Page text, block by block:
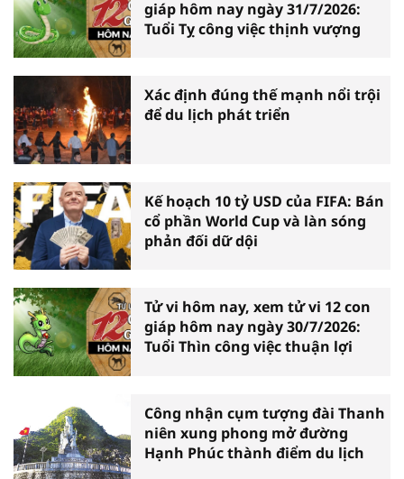
giáp hôm nay ngày 31/7/2026:
Tuổi Tỵ công việc thịnh vượng
Xác định đúng thế mạnh nổi trội
để du lịch phát triển
Kế hoạch 10 tỷ USD của FIFA: Bán
cổ phần World Cup và làn sóng
phản đối dữ dội
Tử vi hôm nay, xem tử vi 12 con
giáp hôm nay ngày 30/7/2026:
Tuổi Thìn công việc thuận lợi
Công nhận cụm tượng đài Thanh
niên xung phong mở đường
Hạnh Phúc thành điểm du lịch